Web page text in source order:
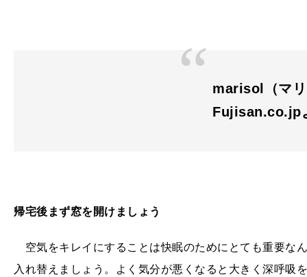
marisol（マ
Fujisan.co.jp
帰宅後まず窓を開けましょう
空気をキレイにすることは快眠のためにとても重要な
入れ替えましょう。よく気分が悪くなると大きく深呼吸